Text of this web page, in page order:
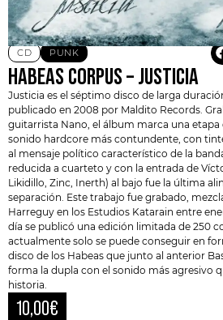
CD PUNK
HABEAS CORPUS – JUSTICIA
Justicia es el séptimo disco de larga
publicado en 2008 por Maldito Records.
guitarrista Nano, el álbum marca una etapa
sonido hardcore más contundente, con
al mensaje político característico de la
reducida a cuarteto y con la entrada de
Likidillo, Zinc, Inerth) al bajo fue la última
separación. Este trabajo fue grabado,
Harreguy en los Estudios Katarain entre
día se publicó una edición limitada de 250
actualmente solo se puede conseguir en
disco de los Habeas que junto al anterior
forma la dupla con el sonido más agresivo
historia.
10,00€